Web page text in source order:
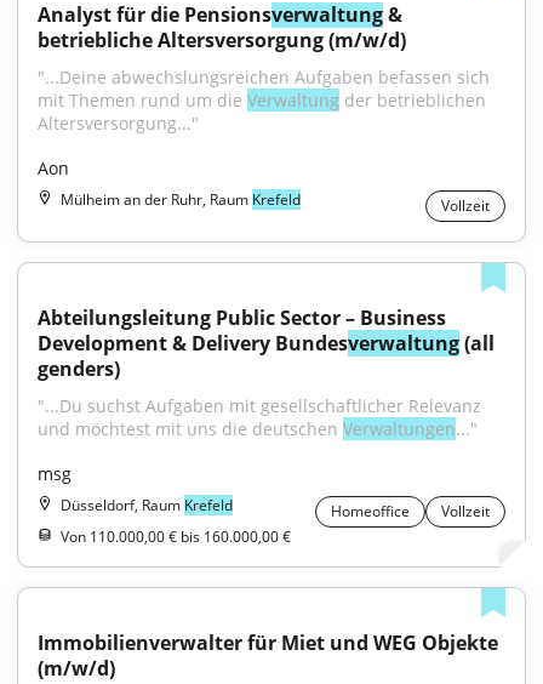
Analyst für die Pensionsverwaltung &
betriebliche Altersversorgung (m/w/d)
"...Deine abwechslungsreichen Aufgaben befassen sich
mit Themen rund um die Verwaltung der betrieblichen
Altersversorgung..."
Aon
Mülheim an der Ruhr, Raum Krefeld Vollzeit
Abteilungsleitung Public Sector – Business
Development & Delivery Bundesverwaltung (all
genders)
"...Du suchst Aufgaben mit gesellschaftlicher Relevanz
und möchtest mit uns die deutschen Verwaltungen..."
msg
Düsseldorf, Raum Krefeld Homeoffice
Vollzeit
Von 110.000,00 € bis 160.000,00 €
Immobilienverwalter für Miet und WEG Objekte
(m/w/d)